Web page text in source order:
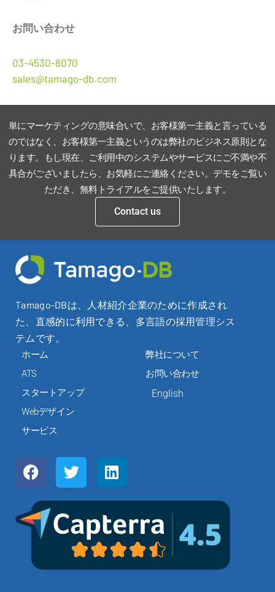
お問い合わせ
03-4530-8070
sales@tamago-db.com
単にマーケティングの意味合いで、お客様第一主義と言っている
のではなく、お客様第一主義というのは弊社のビジネス原則とな
ります。もし現在、ご利用中のシステムやサービスにご不満や不
具合がございましたら、お気軽にご連絡ください。デモをご覧い
ただき、無料トライアルをご提供いたします。
Contact us
Tamago-DBは、人材紹介企業のために作成され
た、直感的に利用できる、多言語の採用管理シス
テムです。
ホーム
ATS
スタートアップ
Webデザイン
サービス
弊社について
お問い合わせ
English
F
a
e
b
o
k
T
w
t
e
r
L
i
e
d
i
n